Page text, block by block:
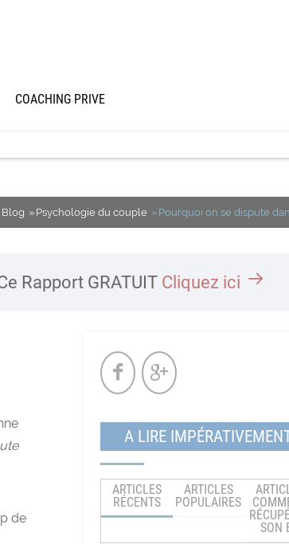
COACHING PRIVE
Blog Psychologie du couple Pourquoi on se dispute
Rapport GRATUIT Cliquez ici
de
A LIRE
ARTICLES
RÉCENTS
ARTICLES
POPULAIRES
SON